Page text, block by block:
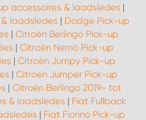
accessoires & laadsledes |
laadsledes | Dodge Pick-up
| Citroën Berlingo Pick-up
| Citroën Nemo Pick-up
| Citroën Jumpy Pick-up
| Citroën Jumper Pick-up
| Citroën Berlingo 2019- tot
& laadsledes | Fiat Fullback
| Fiat Fiorino Pick-up